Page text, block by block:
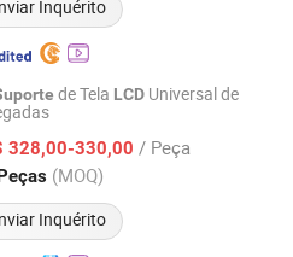
Inquérito
de Tela LCD Universal de
328,00-330,00 / Peça
(MOQ)
Inquérito
Technology Co., Ltd.
Desde 2026